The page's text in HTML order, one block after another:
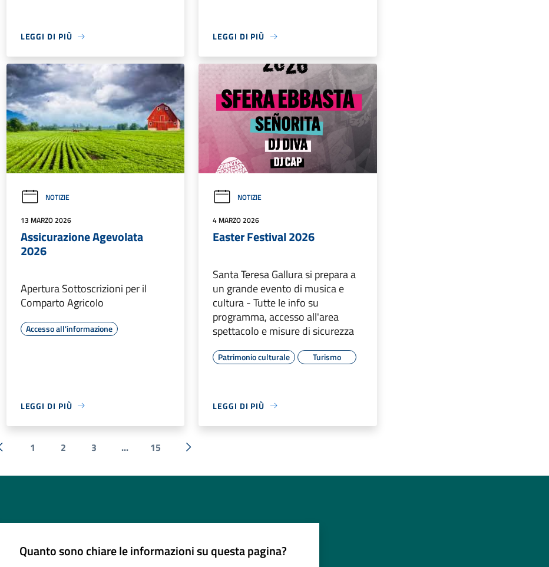
LEGGI DI PIÙ LEGGI DI PIÙ
NOTIZIE
13 MARZO 2026
Assicurazione Agevolata
2026
Apertura Sottoscrizioni per il
Comparto Agricolo
Accesso all'informazione
LEGGI DI PIÙ
NOTIZIE
4 MARZO 2026
Easter Festival 2026
Santa Teresa Gallura si prepara a
un grande evento di musica e
cultura - Tutte le info su
programma, accesso all'area
spettacolo e misure di sicurezza
Patrimonio culturale Turismo
LEGGI DI PIÙ
« Precedente
1 2 3 ... 15
Successiva »
Quanto sono chiare le informazioni su questa pagina?